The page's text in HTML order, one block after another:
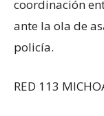
coordinación
ante la ola de
policía.
RED 113